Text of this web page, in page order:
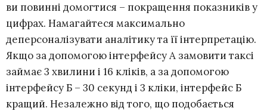
ви повинні домогтися – покращення показників у
цифрах. Намагайтеся максимально
деперсоналізувати аналітику та її інтерпретацію.
Якщо за допомогою інтерфейсу А замовити таксі
займає 3 хвилини і 16 кліків, а за допомогою
інтерфейсу Б – 30 секунд і 3 кліки, інтерфейс Б
кращий. Незалежно від того, що подобається